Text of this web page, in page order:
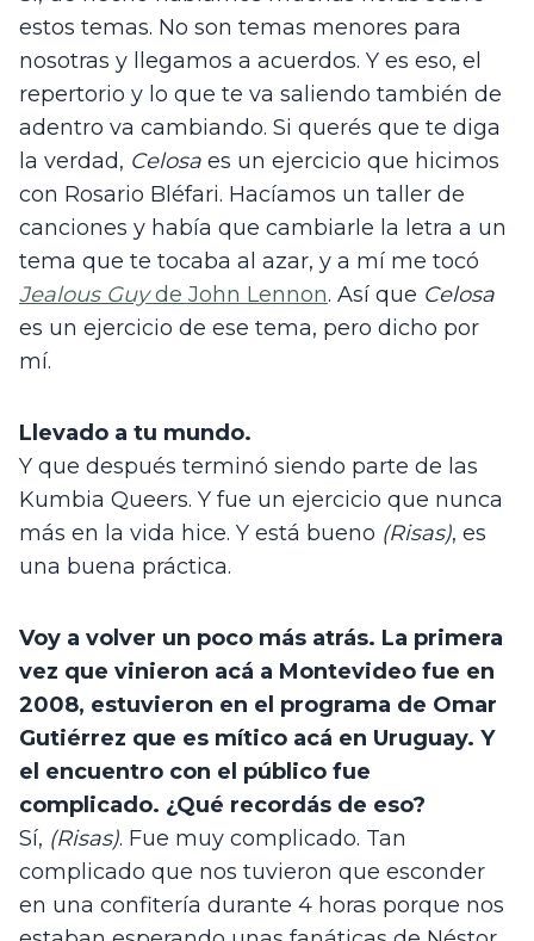
estos temas. No son temas menores para
nosotras y llegamos a acuerdos. Y es eso, el
repertorio y lo que te va saliendo también de
adentro va cambiando. Si querés que te diga
la verdad, Celosa es un ejercicio que hicimos
con Rosario Bléfari. Hacíamos un taller de
canciones y había que cambiarle la letra a un
Jealous Guy de John Lennon. Así que Celosa
es un ejercicio de ese tema, pero dicho por
mí.
Llevado a tu mundo.
Y que después terminó siendo parte de las
Kumbia Queers. Y fue un ejercicio que nunca
más en la vida hice. Y está bueno (Risas), es
una buena práctica.
Voy a volver un poco más atrás. La primera
vez que vinieron acá a Montevideo fue en
2008, estuvieron en el programa de Omar
Gutiérrez que es mítico acá en Uruguay. Y
el encuentro con el público fue
complicado. ¿Qué recordás de eso?
Sí, (Risas). Fue muy complicado. Tan
complicado que nos tuvieron que esconder
en una confitería durante 4 horas porque nos